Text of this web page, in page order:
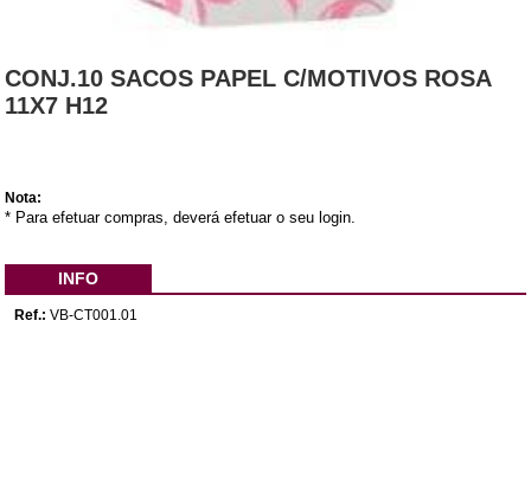
CONJ.10 SACOS PAPEL C/MOTIVOS ROSA
11X7 H12
Nota:
* Para efetuar compras, deverá efetuar o seu login.
INFO
Ref.: VB-CT001.01